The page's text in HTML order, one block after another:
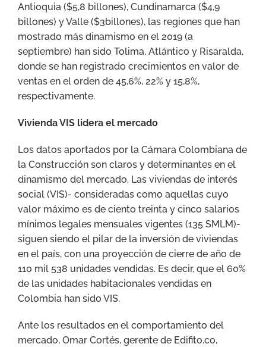
Antioquia ($5,8 billones), Cundinamarca ($4,9
billones) y Valle ($3billones), las regiones que han
mostrado más dinamismo en el 2019 (a
septiembre) han sido Tolima, Atlántico y Risaralda,
donde se han registrado crecimientos en valor de
ventas en el orden de 45,6%, 22% y 15,8%,
respectivamente.
Vivienda VIS lidera el mercado
Los datos aportados por la Cámara Colombiana de
la Construcción son claros y determinantes en el
dinamismo del mercado. Las viviendas de interés
social (VIS)- consideradas como aquellas cuyo
valor máximo es de ciento treinta y cinco salarios
mínimos legales mensuales vigentes (135 SMLM)-
siguen siendo el pilar de la inversión de viviendas
en el país, con una proyección de cierre de año de
110 mil 538 unidades vendidas. Es decir, que el 60%
de las unidades habitacionales vendidas en
Colombia han sido VIS.
Ante los resultados en el comportamiento del
mercado, Omar Cortés, gerente de Edifito.co,